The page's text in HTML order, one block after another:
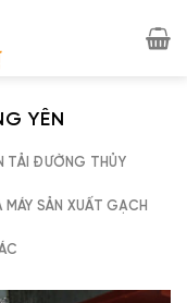
YÊN
TẢI ĐƯỜNG THỦY
MÁY SẢN XUẤT GẠCH